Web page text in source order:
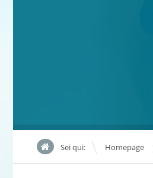
Sei qui: Homepage